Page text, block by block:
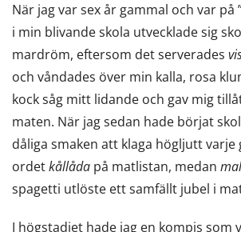
När jag var sex år gammal och var på
i min blivande skola utvecklade sig
mardröm, eftersom det serverades
och våndades över min kalla, rosa
kock såg mitt lidande och gav mig
maten. När jag sedan hade börjat
dåliga smaken att klaga högljutt varje
ordetkållåda på matlistan, medan
spagetti utlöste ett samfällt jubel i
I högstadiet hade jag en kompis som